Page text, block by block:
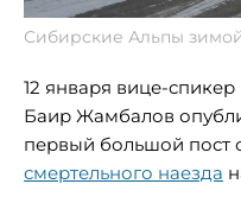
Сибирские Альпы зимой
12 января вице-
Баир Жамбалов
первый большой пост
смертельного наезда